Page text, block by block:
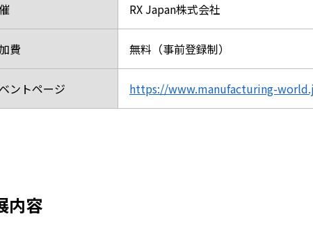
RX Japan株式会社
費 無料（事前登録制）
ントページ https://www.manufacturing-
内容